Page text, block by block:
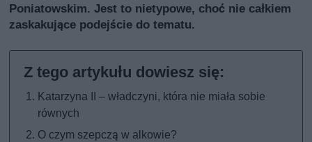
Poniatowskim. Jest to nietypowe, choć nie całkiem
zaskakujące podejście do tematu.
Katarzyna II – władczyni, która nie miała sobie
równych
O czym szepczą w alkowie?